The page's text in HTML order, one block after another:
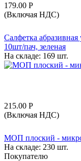
179.00 Р
(Включая НДС)
Салфетка
10шт/пач, зеленая
На складе: 169 шт.
215.00 Р
(Включая НДС)
МОП плоский -
На складе: 230 шт.
Покупателю